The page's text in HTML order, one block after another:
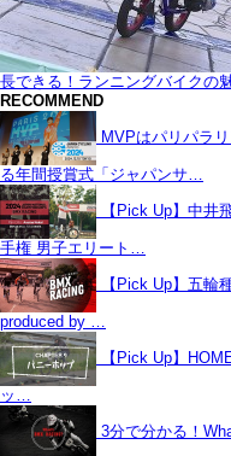
長できる！ランニングバイクの
RECOMMEND
MVPはパリパラ
る年間授賞式「ジャパンサ…
【Pick Up】中井
手権 男子エリート…
【Pick Up】五輪
produced by …
【Pick Up】
ッ…
3分で分かる！